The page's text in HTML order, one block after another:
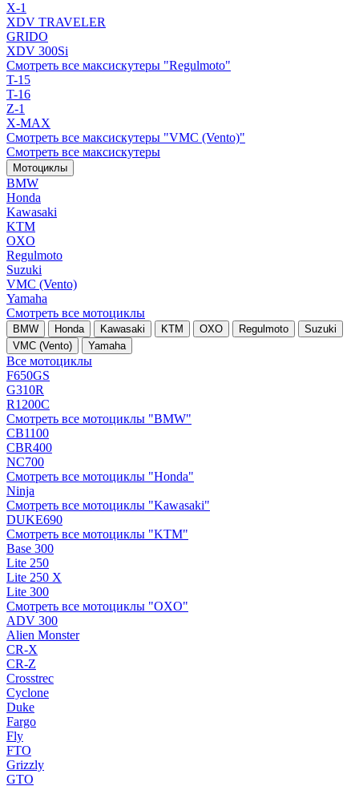
X-1
XDV TRAVELER
GRIDO
XDV 300Si
Смотреть все максискутеры "Regulmoto"
T-15
T-16
Z-1
X-MAX
Смотреть все максискутеры "VMC (Vento)"
Смотреть все максискутеры
Мотоциклы
BMW
Honda
Kawasaki
KTM
OXO
Regulmoto
Suzuki
VMC (Vento)
Yamaha
Смотреть все мотоциклы
BMW Honda Kawasaki KTM OXO Regulmoto
Suzuki
VMC (Vento)
Yamaha
Все мотоциклы
F650GS
G310R
R1200C
Смотреть все мотоциклы "BMW"
CB1100
CBR400
NC700
Смотреть все мотоциклы "Honda"
Ninja
Смотреть все мотоциклы "Kawasaki"
DUKE690
Смотреть все мотоциклы "KTM"
Base 300
Lite 250
Lite 250 X
Lite 300
Смотреть все мотоциклы "OXO"
ADV 300
Alien Monster
CR-X
CR-Z
Crosstrec
Cyclone
Duke
Fargo
Fly
FTO
Grizzly
GTO